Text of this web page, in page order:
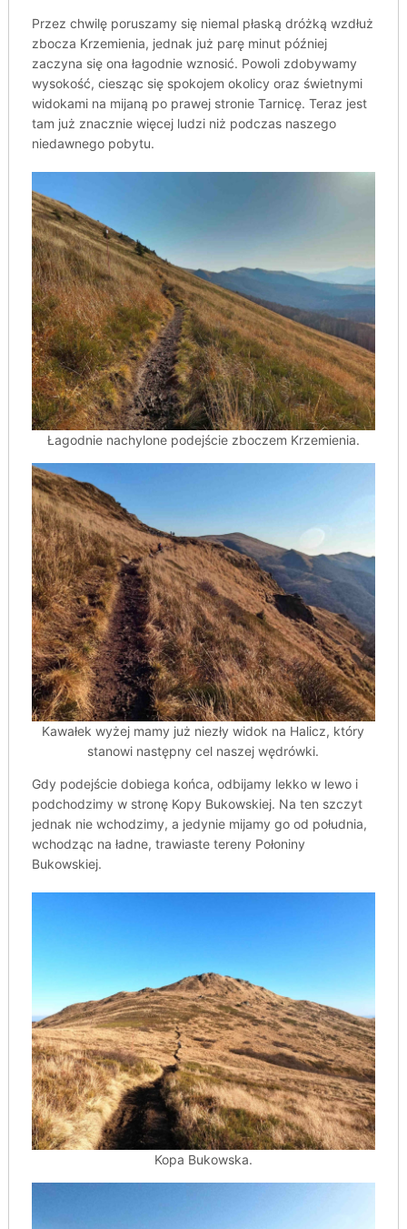
Przez chwilę poruszamy się niemal płaską dróżką wzdłuż
zbocza Krzemienia, jednak już parę minut później
zaczyna się ona łagodnie wznosić. Powoli zdobywamy
wysokość, ciesząc się spokojem okolicy oraz świetnymi
widokami na mijaną po prawej stronie Tarnicę. Teraz jest
tam już znacznie więcej ludzi niż podczas naszego
niedawnego pobytu.
Łagodnie nachylone podejście zboczem Krzemienia.
Kawałek wyżej mamy już niezły widok na Halicz, który
stanowi następny cel naszej wędrówki.
Gdy podejście dobiega końca, odbijamy lekko w lewo i
podchodzimy w stronę Kopy Bukowskiej. Na ten szczyt
jednak nie wchodzimy, a jedynie mijamy go od południa,
wchodząc na ładne, trawiaste tereny Połoniny
Bukowskiej.
Kopa Bukowska.